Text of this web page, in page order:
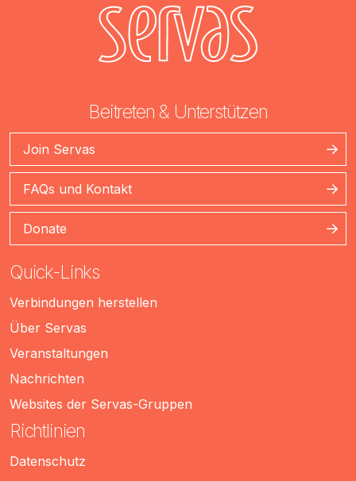
Beitreten & Unterstützen
Join Servas
FAQs und Kontakt
Donate
Quick-Links
Verbindungen herstellen
Über Servas
Veranstaltungen
Nachrichten
Websites der Servas-Gruppen
Richtlinien
Datenschutz